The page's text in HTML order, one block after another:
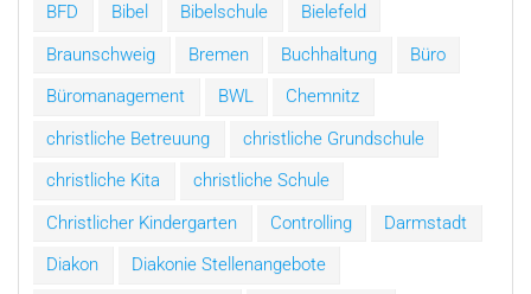
BFD
Bibel Bibelschule
Bielefeld
Braunschweig
Bremen Buchhaltung
Büro
Büromanagement
BWL
Chemnitz
christliche Betreuung
christliche Grundschule
christliche Kita
christliche Schule
Christlicher Kindergarten
Controlling
Darmstadt
Diakon
Diakonie Stellenangebote